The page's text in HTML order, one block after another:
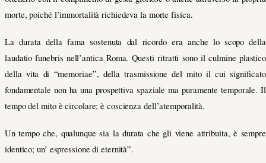
morte, poiché l’immortalità richiedeva la morte fisica.
La durata della fama sostenuta dal ricordo era anche lo scopo della
laudatio funebris nell’antica Roma. Questi ritratti sono il culmine plastico
della vita di “memoriae”, della trasmissione del mito il cui significato
fondamentale non ha una prospettiva spaziale ma puramente temporale. Il
tempo del mito è circolare; è coscienza dell’atemporalità.
Un tempo che, qualunque sia la durata che gli viene attribuita, è sempre
identico; un’ espressione di eternità”.